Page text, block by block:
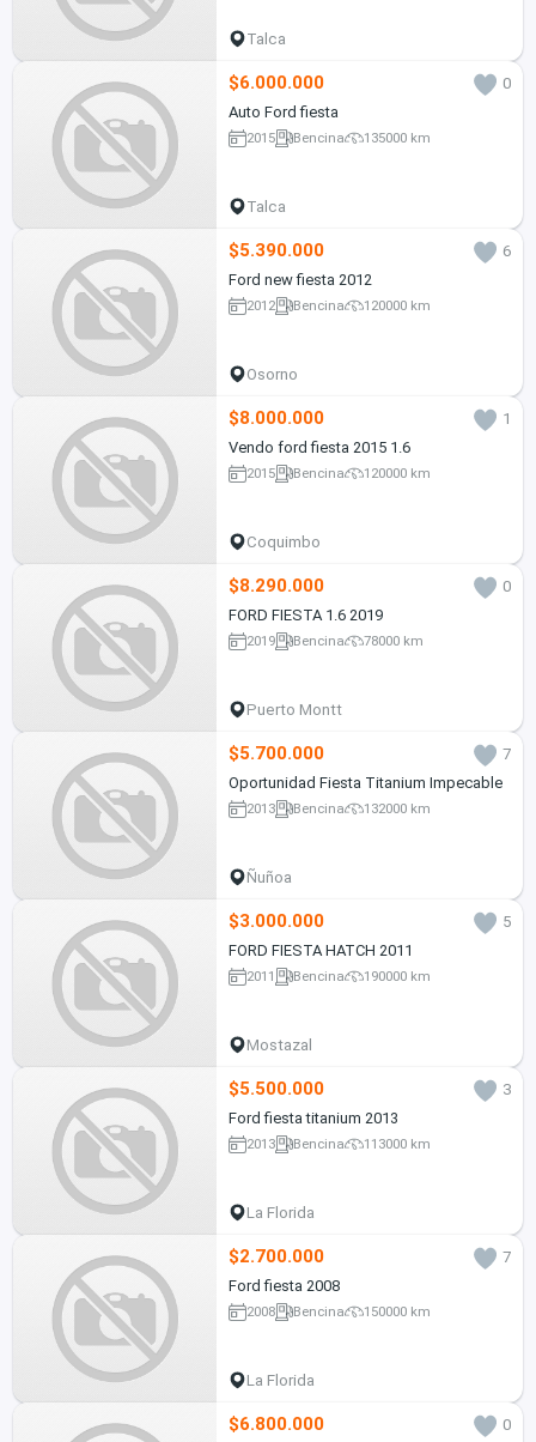
Talca
$6.000.000
0
Auto Ford fiesta
2015 Bencina 135000 km
Talca
$5.390.000
6
Ford new fiesta 2012
2012 Bencina 120000 km
Osorno
$8.000.000
1
Vendo ford fiesta 2015 1.6
2015 Bencina 120000 km
Coquimbo
$8.290.000
0
FORD FIESTA 1.6 2019
2019 Bencina 78000 km
Puerto Montt
$5.700.000
7
Oportunidad Fiesta Titanium Impecable
2013 Bencina 132000 km
Ñuñoa
$3.000.000
5
FORD FIESTA HATCH 2011
2011 Bencina 190000 km
Mostazal
$5.500.000
3
Ford fiesta titanium 2013
2013 Bencina 113000 km
La Florida
$2.700.000
7
Ford fiesta 2008
2008 Bencina 150000 km
La Florida
$6.800.000
0